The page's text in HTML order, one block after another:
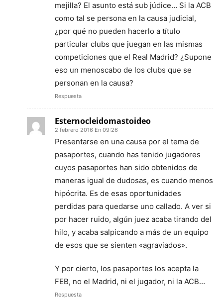
mejilla? El asunto está sub júdice… Si la ACB
como tal se persona en la causa judicial,
¿por qué no pueden hacerlo a título
particular clubs que juegan en las mismas
competiciones que el Real Madrid? ¿Supone
eso un menoscabo de los clubs que se
personan en la causa?
Respuesta
Esternocleidomastoideo
2 febrero 2016 En 09:26
Presentarse en una causa por el tema de
pasaportes, cuando has tenido jugadores
cuyos pasaportes han sido obtenidos de
maneras igual de dudosas, es cuando menos
hipócrita. Es de esas oportunidades
perdidas para quedarse uno callado. A ver si
por hacer ruido, algún juez acaba tirando del
hilo, y acaba salpicando a más de un equipo
de esos que se sienten «agraviados».
Y por cierto, los pasaportes los acepta la
FEB, no el Madrid, ni el jugador, ni la ACB…
Respuesta